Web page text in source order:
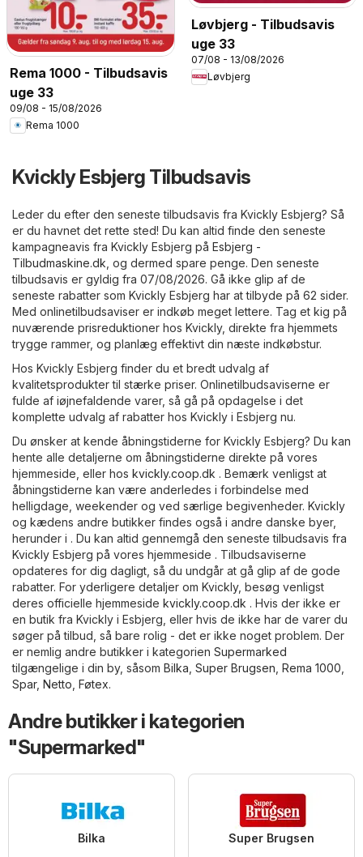
Rema 1000 - Tilbudsavis
uge 33
09/08 - 15/08/2026
Rema 1000
Løvbjerg - Tilbudsavis
uge 33
07/08 - 13/08/2026
Løvbjerg
Kvickly Esbjerg Tilbudsavis
Leder du efter den seneste tilbudsavis fra Kvickly Esbjerg? Så
er du havnet det rette sted! Du kan altid finde den seneste
kampagneavis fra Kvickly Esbjerg på Esbjerg -
Tilbudmaskine.dk , og dermed spare penge. Den seneste
tilbudsavis er gyldig fra 07/08/2026. Gå ikke glip af de
seneste rabatter som Kvickly Esbjerg har at tilbyde på 62 sider.
Med onlinetilbudsaviser er indkøb meget lettere. Tag et kig på
nuværende prisreduktioner hos Kvickly, direkte fra hjemmets
trygge rammer, og planlæg effektivt din næste indkøbstur.
Hos Kvickly Esbjerg finder du et bredt udvalg af
kvalitetsprodukter til stærke priser. Onlinetilbudsaviserne er
fulde af iøjnefaldende varer, så gå på opdagelse i det
komplette udvalg af rabatter hos Kvickly i Esbjerg nu.
Du ønsker at kende åbningstiderne for Kvickly Esbjerg? Du kan
hente alle detaljerne om åbningstiderne direkte på vores
hjemmeside, eller hos kvickly.coop.dk . Bemærk venligst at
åbningstiderne kan være anderledes i forbindelse med
helligdage, weekender og ved særlige begivenheder. Kvickly
og kædens andre butikker findes også i andre danske byer,
herunder i . Du kan altid gennemgå den seneste tilbudsavis fra
Kvickly Esbjerg på vores hjemmeside . Tilbudsaviserne
opdateres for dig dagligt, så du undgår at gå glip af de gode
rabatter. For yderligere detaljer om Kvickly, besøg venligst
deres officielle hjemmeside kvickly.coop.dk . Hvis der ikke er
en butik fra Kvickly i Esbjerg, eller hvis de ikke har de varer du
søger på tilbud, så bare rolig - det er ikke noget problem. Der
er nemlig andre butikker i kategorien Supermarked
tilgængelige i din by, såsom Bilka Super Brugsen Rema 1000
Spar, Netto Føtex.
Andre butikker i kategorien
"Supermarked"
Bilka Super Brugsen